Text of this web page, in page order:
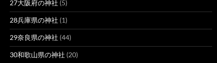
27大阪府の神社 (5)
28兵庫県の神社 (1)
29奈良県の神社 (44)
30和歌山県の神社 (20)